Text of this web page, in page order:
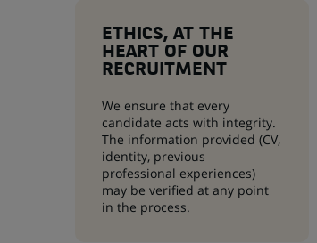
ETHICS, AT THE
HEART OF OUR
RECRUITMENT
We ensure that every
candidate acts with integrity.
The information provided (CV,
identity, previous
professional experiences)
may be verified at any point
in the process.